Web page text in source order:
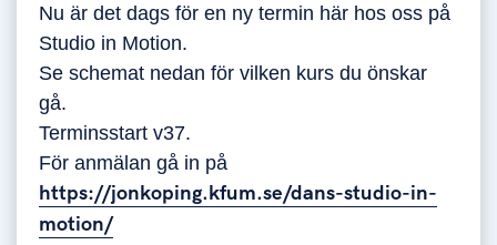
Nu är det dags för en ny termin här hos oss på
Studio in Motion.
Se schemat nedan för vilken kurs du önskar
gå.
Terminsstart v37.
För anmälan gå in på
https://jonkoping.kfum.se/dans-studio-in-
motion/